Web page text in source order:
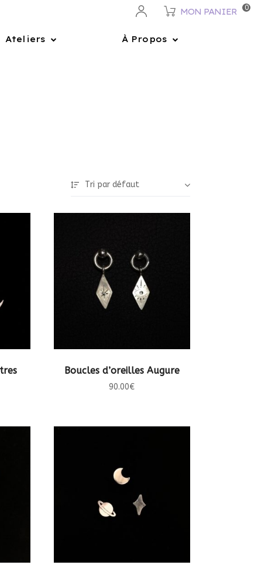
MON PANIER 0
Ateliers
À Propos
Tri par défaut
AJOUTER AU PANIER
Boucles d’oreilles Augure
90.00€